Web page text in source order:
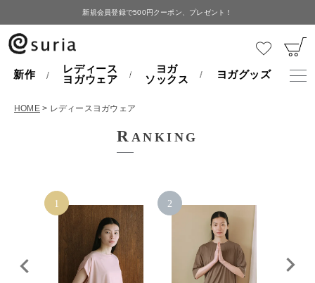
新規会員登録で500円クーポン、プレゼント！
新作
レディース
ヨガウェア
ヨガ
ソックス
ヨガグッズ
HOME レディースヨガウェア
R ANKING
1 2